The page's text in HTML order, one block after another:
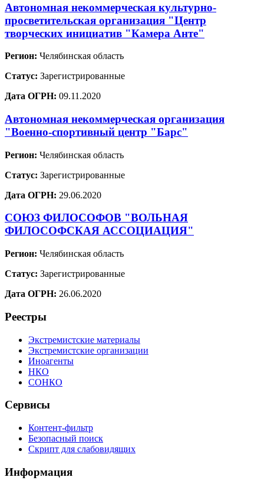
Автономная некоммерческая культурно-
просветительская организация "Центр
творческих инициатив "Камера Анте"
Регион: Челябинская область
Статус: Зарегистрированные
Дата ОГРН: 09.11.2020
Автономная некоммерческая организация
"Военно-спортивный центр "Барс"
Регион: Челябинская область
Статус: Зарегистрированные
Дата ОГРН: 29.06.2020
СОЮЗ ФИЛОСОФОВ "ВОЛЬНАЯ
ФИЛОСОФСКАЯ АССОЦИАЦИЯ"
Регион: Челябинская область
Статус: Зарегистрированные
Дата ОГРН: 26.06.2020
Реестры
Экстремистские материалы
Экстремистские организации
Иноагенты
НКО
СОНКО
Сервисы
Контент-фильтр
Безопасный поиск
Скрипт для слабовидящих
Информация